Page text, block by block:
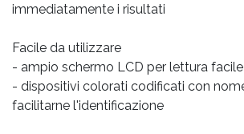
immediatamente i risultati
Facile da utilizzare
- ampio schermo LCD per lettura facile
- dispositivi colorati codificati con
facilitarne l'identificazione